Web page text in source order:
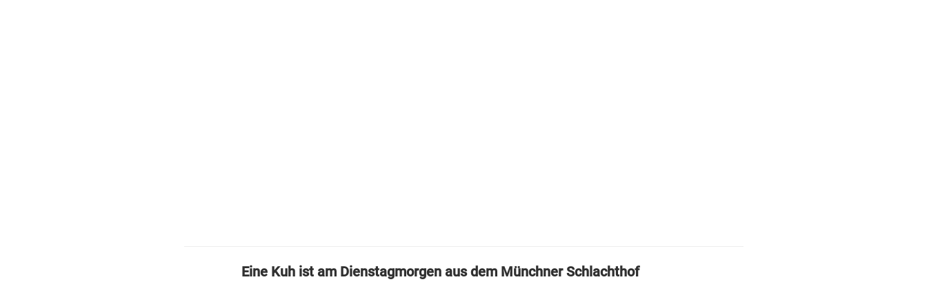
Eine Kuh ist am Dienstagmorgen aus dem Münchner Schlachthof